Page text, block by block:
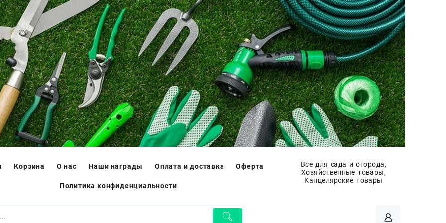
Все для сада и огорода,
Хозяйственные товары,
Канцелярские товары
Корзина О нас Наши награды Оплата и доставка Оферта
Политика конфиденциальности